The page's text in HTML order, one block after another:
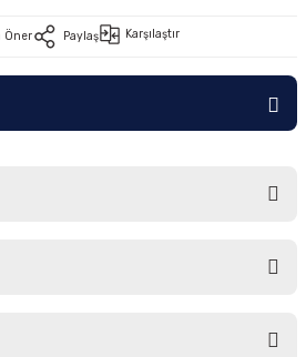
Öner Paylaş Karşılaştır